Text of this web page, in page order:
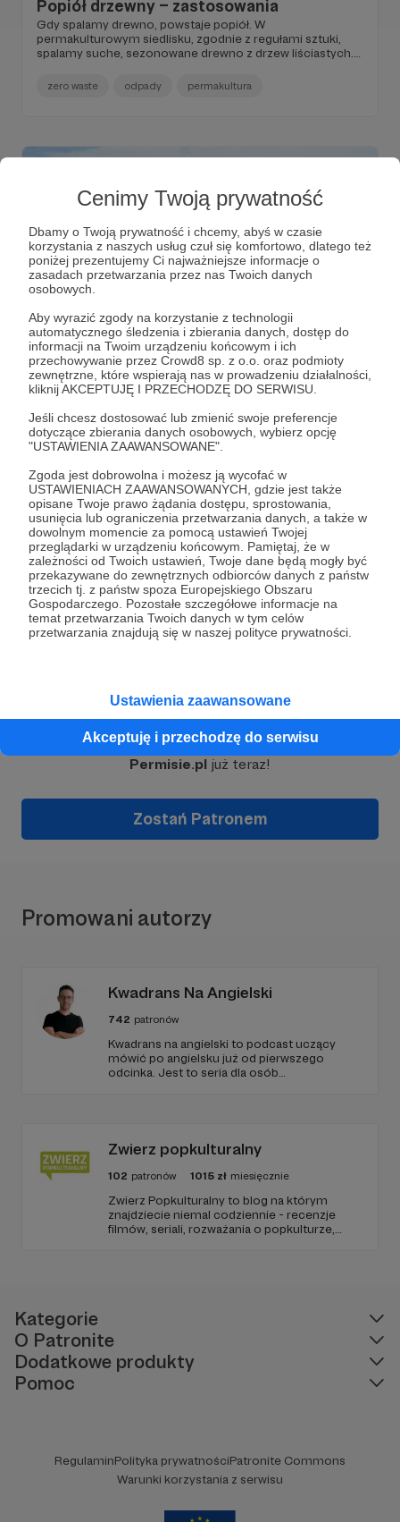
Cenimy Twoją prywatność
Dbamy o Twoją prywatność i chcemy, abyś w czasie
korzystania z naszych usług czuł się komfortowo, dlatego też
poniżej prezentujemy Ci najważniejsze informacje o
zasadach przetwarzania przez nas Twoich danych
osobowych.
Aby wyrazić zgody na korzystanie z technologii
automatycznego śledzenia i zbierania danych, dostęp do
informacji na Twoim urządzeniu końcowym i ich
przechowywanie przez Crowd8 sp. z o.o. oraz podmioty
zewnętrzne, które wspierają nas w prowadzeniu działalności,
kliknij AKCEPTUJĘ I PRZECHODZĘ DO SERWISU.
Jeśli chcesz dostosować lub zmienić swoje preferencje
dotyczące zbierania danych osobowych, wybierz opcję
"USTAWIENIA ZAAWANSOWANE".
Zgoda jest dobrowolna i możesz ją wycofać w
USTAWIENIACH ZAAWANSOWANYCH, gdzie jest także
opisane Twoje prawo żądania dostępu, sprostowania,
usunięcia lub ograniczenia przetwarzania danych, a także w
dowolnym momencie za pomocą ustawień Twojej
przeglądarki w urządzeniu końcowym. Pamiętaj, że w
zależności od Twoich ustawień, Twoje dane będą mogły być
przekazywane do zewnętrznych odbiorców danych z państw
trzecich tj. z państw spoza Europejskiego Obszaru
Gospodarczego. Pozostałe szczegółowe informacje na
temat przetwarzania Twoich danych w tym celów
przetwarzania znajdują się w naszej polityce prywatności.
Ustawienia zaawansowane
Akceptuję i przechodzę do serwisu
Popiół drzewny – zastosowania
Gdy spalamy drewno, powstaje popiół. W
permakulturowym siedlisku, zgodnie z regułami sztuki,
spalamy suche, sezonowane drewno z drzew liściastych.
właśnie teraz, zimą nasze piece i kuchnie pracują
najintensywniej. Przy tej okazji powstaje czysty drzewny
zero waste odpady permakultura
26.02.2019 Brak komentarzy
Permakultura odpadów
Choć od zarania ludzkości istniały społeczności potrafiące
żyć w zgodzie z naturą i rozwijać się w sposób
zrównoważony, to dopiero permakultura połączyła wiedzę
i tradycje takich społeczności z nowoczesną, spójną i
projektowania. Nieprodukowanie odpadów zaczyna się od
docenienia tego, czym dysponujemy – surowca,
materiału, zasobu. Doceniając zasoby i zdając sobie
sprawę z tego, że nie są nieograniczone, zdecydowanie
mniej ich marnujemy, starając się zaprojektować ich obieg
w sposób jak najbardziej zamknięty.
Dołącz do grona Patronów!
Wesprzyj działalność AutoraWojciech Górny
Permisie.pl już teraz!
Zostań Patronem
Promowani autorzy
Kwadrans Na Angielski
742 patronów
Kwadrans na angielski to podcast uczący
mówić po angielsku już od pierwszego
odcinka. Jest to seria dla osób
nowego odcinka co czwartek.
Zwierz popkulturalny
102 patronów 1015 zł miesięcznie
Zwierz Popkulturalny to blog na którym
znajdziecie niemal codziennie - recenzje
filmów, seriali, rozważania o popkulturze,
Kategorie
O Patronite
Dodatkowe produkty
Pomoc
RegulaminPolityka prywatnościPatronite Commons
Warunki korzystania z serwisu